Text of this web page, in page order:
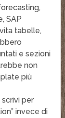
SAP
tabelle,
e sezioni
non
più
scrivi per
invece di